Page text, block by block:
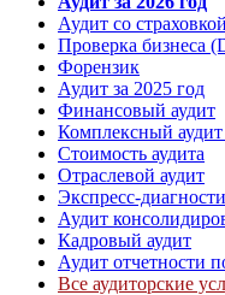
Аудит со
Проверка бизнеса
Форензик
Аудит за 2025 год
Финансовый аудит
Комплексный аудит
Стоимость аудита
Отраслевой аудит
Экспресс-
Аудит
Кадровый аудит
Аудит
Все аудиторские